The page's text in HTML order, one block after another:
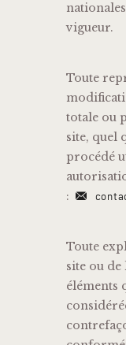
vigueur.
Toute
totale ou
site, quel
procédé
:
Toute
site ou de
éléments